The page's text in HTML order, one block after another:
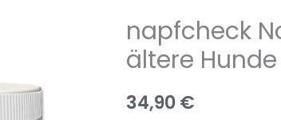
napfcheck
ältere Hunde
34,90€
napfcheck
Novomineral
Senior
-
für